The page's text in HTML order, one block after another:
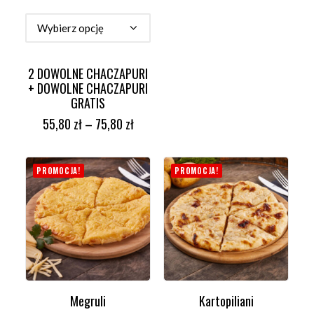
2 DOWOLNE CHACZAPURI
+ DOWOLNE CHACZAPURI
GRATIS
55,80 zł– 75,80 zł
PROMOCJA!
DODAJ DO KOSZYKA
Megruli
PROMOCJA!
DODAJ DO KOSZYKA
Kartopiliani